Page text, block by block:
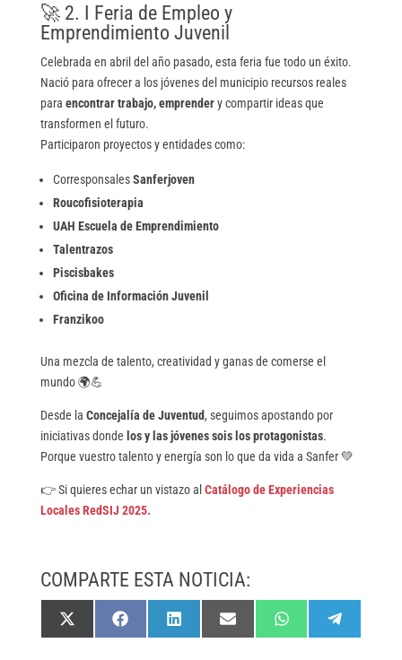
🚀 2. I Feria de Empleo y
Emprendimiento Juvenil
Celebrada en abril del año pasado, esta feria fue todo un éxito.
Nació para ofrecer a los jóvenes del municipio recursos reales
para encontrar trabajo, emprendery compartir ideas que
transformen el futuro.
Participaron proyectos y entidades como:
CorresponsalesSanferjoven
Roucofisioterapia
UAH Escuela de Emprendimiento
Talentrazos
Piscisbakes
Oficina de Información Juvenil
Franzikoo
Una mezcla de talento, creatividad y ganas de comerse el
mundo 🌍💪
Desde la Concejalía de Juventud, seguimos apostando por
iniciativas donde los y las jóvenes sois los protagonistas.
Porque vuestro talento y energía son lo que da vida a Sanfer 💚
👉 Si quieres echar un vistazo al Catálogo de Experiencias
Locales RedSIJ 2025.
COMPARTE ESTA NOTICIA:
Compartir
en
X
(
Compartir
en
F
a
Compartir
en
L
i
Compartir
en
E
m
Compartir
en
W
h
Compartir
en
e